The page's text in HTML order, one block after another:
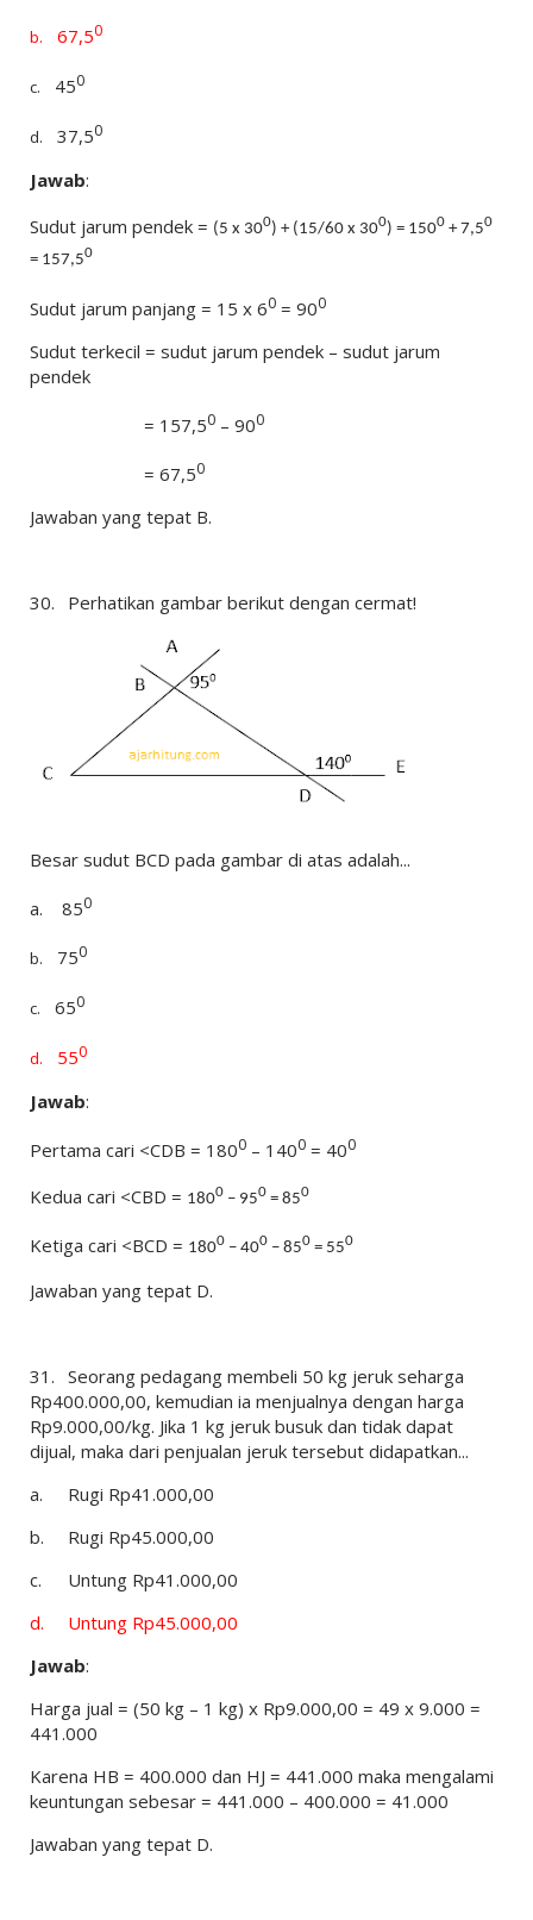
b. 67,50
c. 450
d. 37,50
Jawab:
Sudut jarum pendek = (5 x 300) + (15/60 x 300) = 1500+ 7,50
= 157,50
Sudut jarum panjang = 15 x 60= 900
Sudut terkecil = sudut jarum pendek – sudut jarum
pendek
= 157,50– 900
= 67,50
Jawaban yang tepat B.
30. Perhatikan gambar berikut dengan cermat!
Besar sudut BCD pada gambar di atas adalah...
a. 850
b. 750
c. 650
d. 550
Jawab:
Pertama cari <CDB = 1800– 1400= 400
Kedua cari <CBD = 1800– 950= 850
Ketiga cari <BCD = 1800– 400– 850= 550
Jawaban yang tepat D.
31. Seorang pedagang membeli 50 kg jeruk seharga
Rp400.000,00, kemudian ia menjualnya dengan harga
Rp9.000,00/kg. Jika 1 kg jeruk busuk dan tidak dapat
dijual, maka dari penjualan jeruk tersebut didapatkan...
a.
Rugi Rp41.000,00
b.
Rugi Rp45.000,00
c.
Untung Rp41.000,00
d.
Untung Rp45.000,00
Jawab:
Harga jual = (50 kg – 1 kg) x Rp9.000,00 = 49 x 9.000 =
441.000
Karena HB = 400.000 dan HJ = 441.000 maka mengalami
keuntungan sebesar = 441.000 – 400.000 = 41.000
Jawaban yang tepat D.